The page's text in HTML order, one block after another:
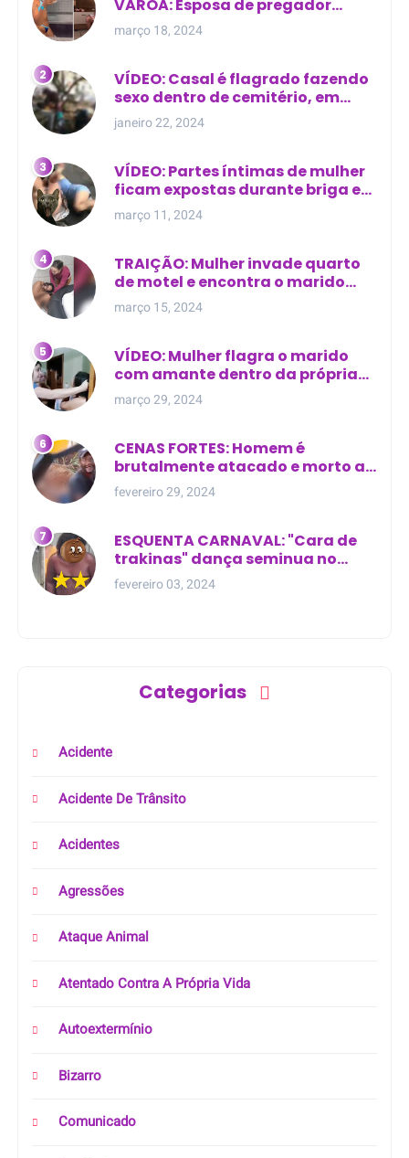
VAROA: Esposa de pregador
evangélico descobre
relacionamento extra-conjugal
março 18, 2024
VÍDEO: Casal é flagrado fazendo
sexo dentro de cemitério, em
cima de túmulo no Maranhão
janeiro 22, 2024
VÍDEO: Partes íntimas de mulher
ficam expostas durante briga em
Manaus
março 11, 2024
TRAIÇÃO: Mulher invade quarto
de motel e encontra o marido
com outra na cama
março 15, 2024
VÍDEO: Mulher flagra o marido
com amante dentro da própria
residência
março 29, 2024
CENAS FORTES: Homem é
brutalmente atacado e morto a
golpes de facão em joão lisboa
fevereiro 29, 2024
ESQUENTA CARNAVAL: "Cara de
trakinas" dança seminua no
meio da rua na Bahia
fevereiro 03, 2024
Categorias
Acidente
Acidente De Trânsito
Acidentes
Agressões
Ataque Animal
Atentado Contra A Própria Vida
Autoextermínio
Bizarro
Comunicado